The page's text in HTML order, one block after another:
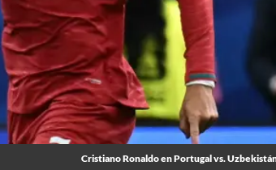
Cristiano Ronaldo en Portugal vs.